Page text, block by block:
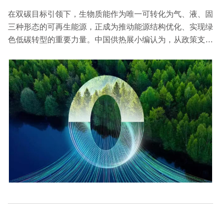
在双碳目标引领下，生物质能作为唯一可转化为气、液、固
三种形态的可再生能源，正成为推动能源结构优化、实现绿
色低碳转型的重要力量。中国供热展小编认为，从政策支持
来了前所未有的发展机遇。